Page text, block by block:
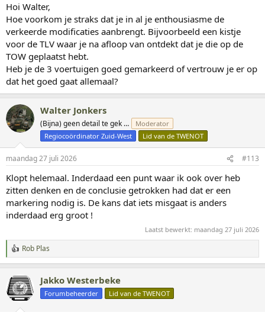
e
n
:
Hoi Walter,
Hoe voorkom je straks dat je in al je enthousiasme de
verkeerde modificaties aanbrengt. Bijvoorbeeld een kistje
voor de TLV waar je na afloop van ontdekt dat je die op de
TOW geplaatst hebt.
Heb je de 3 voertuigen goed gemarkeerd of vertrouw je er op
dat het goed gaat allemaal?
Walter Jonkers
(Bijna) geen detail te gek …
Moderator
Regiocoördinator Zuid-West
Lid van de TWENOT
maandag 27 juli 2026 #113
Klopt helemaal. Inderdaad een punt waar ik ook over heb
zitten denken en de conclusie getrokken had dat er een
markering nodig is. De kans dat iets misgaat is anders
inderdaad erg groot !
Laatst bewerkt: maandag 27 juli 2026
W
a
r
d
e
Rob Plas
Jakko Westerbeke
Forumbeheerder Lid van de TWENOT